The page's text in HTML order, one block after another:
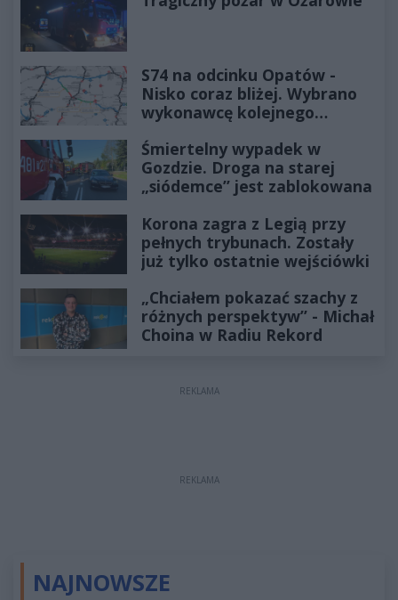
S74 na odcinku Opatów -
Nisko coraz bliżej. Wybrano
wykonawcę kolejnego
Śmiertelny wypadek w
Gozdzie. Droga na starej
„siódemce” jest zablokowana
Korona zagra z Legią przy
pełnych trybunach. Zostały
już tylko ostatnie wejściówki
„Chciałem pokazać szachy z
różnych perspektyw” - Michał
Choina w Radiu Rekord
REKLAMA
REKLAMA
NAJNOWSZE